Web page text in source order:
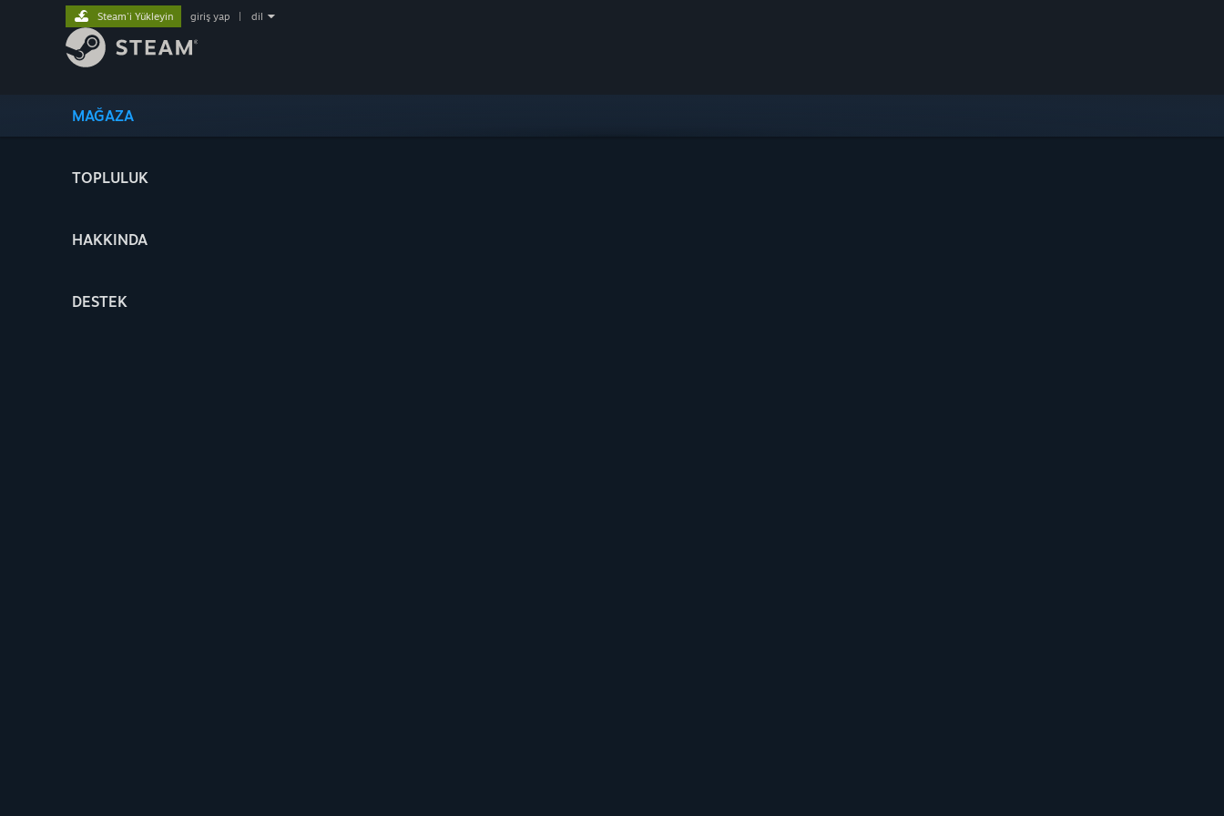
MAĞAZA
TOPLULUK
HAKKINDA
DESTEK
Steam'i Yükleyin giriş yap dil